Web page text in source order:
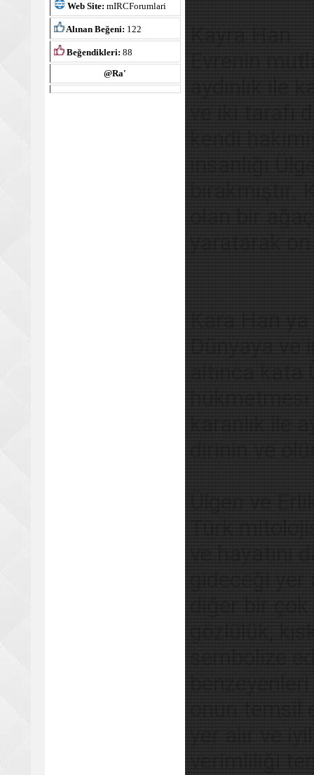
Web Site: mIRCForumlari
Alınan Beğeni: 122
Beğendikleri: 88
@Ra'
Kayra Han
Evrenin
aydınlık ile
ve iki tarafı
kendi
insanlığı
olan bir
yaratarak
Kara Han
Dünyaya ve
altınca kata
hükmetmesi
karanlık ile
dirinin ve
Ülgen ve
Türk
ve hayatını
gideceği yer
diğer bir çok
gözlülük,
sembolize
onun temsil
yer alır ve
verimliliği